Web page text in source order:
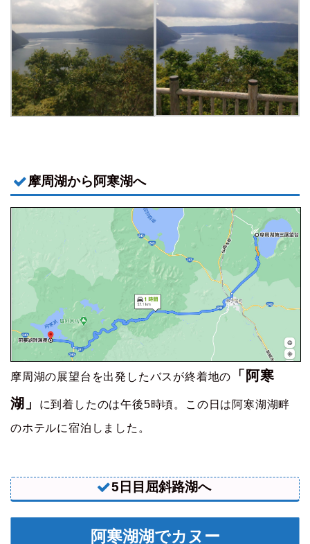
摩周湖から阿寒湖へ
摩周湖の展望台を出発したバスが終着地の
「阿寒
湖」
に到着したのは午後5時頃。この日は阿寒湖湖畔
のホテルに宿泊しました。
5日目屈斜路湖へ
阿寒湖湖でカヌー